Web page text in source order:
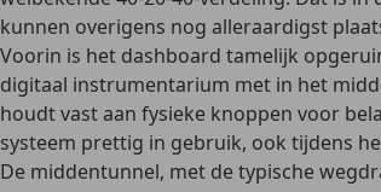
kunnen overigens nog alleraardigst
Voorin is het dashboard tamelijk
digitaal instrumentarium met in het
houdt vast aan fysieke knoppen voor
systeem prettig in gebruik, ook tijdens
De middentunnel, met de typische